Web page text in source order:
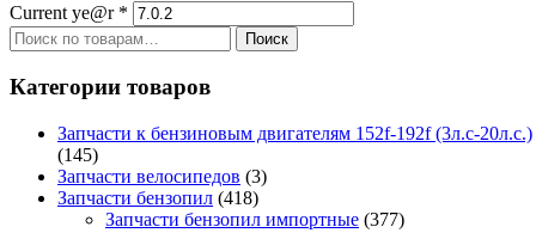
Current ye@r *
Искать:
Поиск
Категории товаров
Запчасти к бензиновым двигателям 152f-192f (3л.с-20л.с.)
(145)
Запчасти велосипедов (3)
Запчасти бензопил (418)
Запчасти бензопил импортные (377)